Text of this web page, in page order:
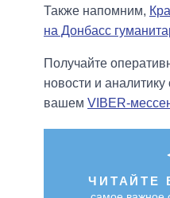
Также напомним,
на Донбасс
Получайте
новости и
вашем VIBER-
ЧИТАЙТЕ